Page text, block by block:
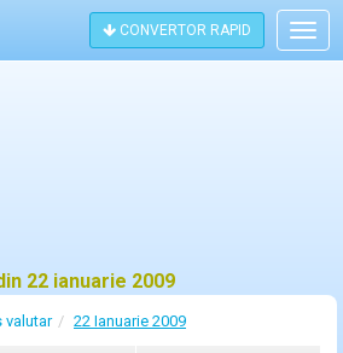
CONVERTOR RAPID
22 ianuarie 2009
valutar 22 Ianuarie 2009